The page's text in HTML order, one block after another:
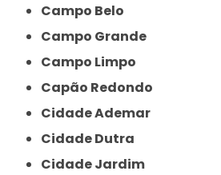
Campo Belo
Campo Grande
Campo Limpo
Capão Redondo
Cidade Ademar
Cidade Dutra
Cidade Jardim